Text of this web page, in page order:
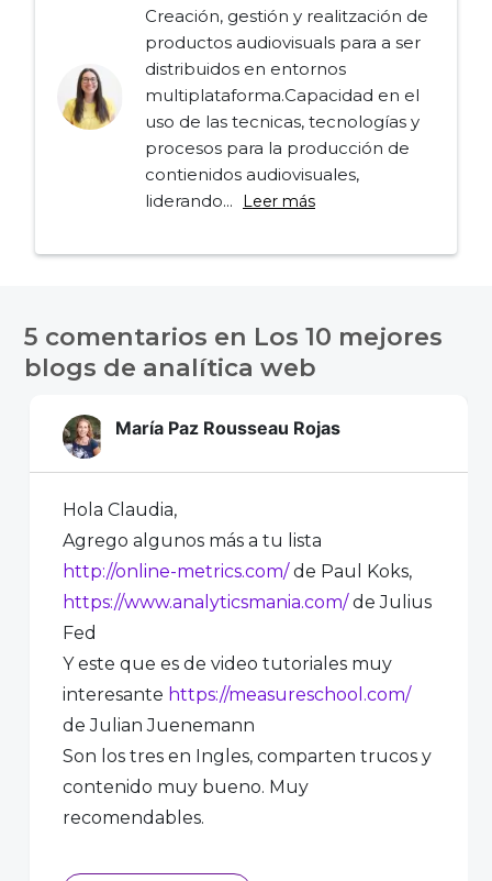
Creación, gestión y realitzación de
productos audiovisuals para a ser
distribuidos en entornos
multiplataforma.Capacidad en el
uso de las tecnicas, tecnologías y
procesos para la producción de
contienidos audiovisuales,
liderando...
Leer más
de
entradas
5 comentarios en Los 10 mejores
blogs de analítica web
María Paz Rousseau Rojas
Hola Claudia,
Agrego algunos más a tu lista
http://online-metrics.com/de Paul Koks,
https://www.analyticsmania.com/de Julius
Fed
Y este que es de video tutoriales muy
interesante https://measureschool.com/
de Julian Juenemann
Son los tres en Ingles, comparten trucos y
contenido muy bueno. Muy
recomendables.